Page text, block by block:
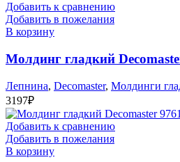
Добавить к сравнению
Добавить в пожелания
В корзину
Молдинг гладкий
Лепнина, Decomaster, Молдинги
3197₽
Добавить к сравнению
Добавить в пожелания
В корзину